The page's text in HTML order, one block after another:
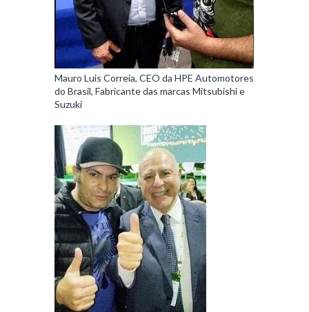
Mauro Luis Correia, CEO da HPE Automotores
do Brasil, Fabricante das marcas Mitsubishi e
Suzuki